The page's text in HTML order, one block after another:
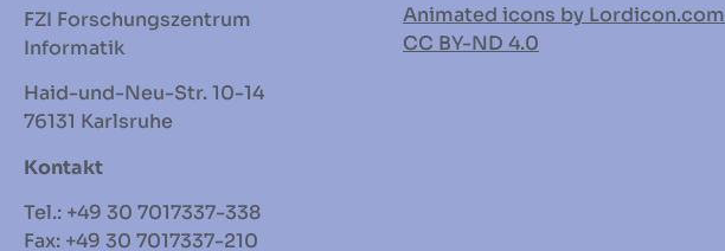
FZI Forschungszentrum
Informatik
Haid-und-Neu-Str. 10-14
76131 Karlsruhe
Kontakt
Tel.: +49 30 7017337-338
Fax: +49 30 7017337-210
Animated icons by Lordicon.com
CC BY-ND 4.0